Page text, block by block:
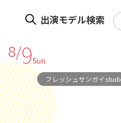
出演モデル検索
8/9Sun
フレッシュサンガイ